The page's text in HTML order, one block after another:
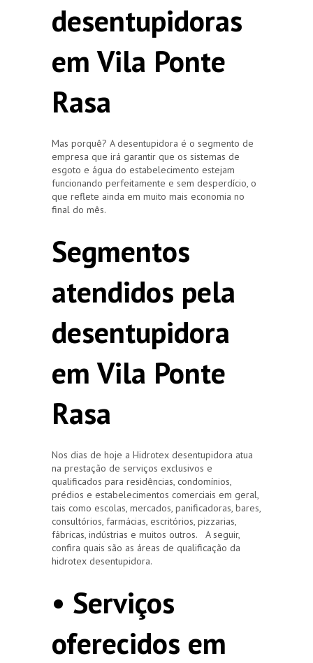
desentupidoras
em Vila Ponte
Rasa
Mas porquê? A desentupidora é o segmento de
empresa que irá garantir que os sistemas de
esgoto e água do estabelecimento estejam
funcionando perfeitamente e sem desperdício, o
que reflete ainda em muito mais economia no
final do mês.
Segmentos
atendidos pela
desentupidora
em Vila Ponte
Rasa
Nos dias de hoje a Hidrotex desentupidora atua
na prestação de serviços exclusivos e
qualificados para residências, condomínios,
prédios e estabelecimentos comerciais em geral,
tais como escolas, mercados, panificadoras, bares,
consultórios, farmácias, escritórios, pizzarias,
fábricas, indústrias e muitos outros. A seguir,
confira quais são as áreas de qualificação da
hidrotex desentupidora.
• Serviços
oferecidos em